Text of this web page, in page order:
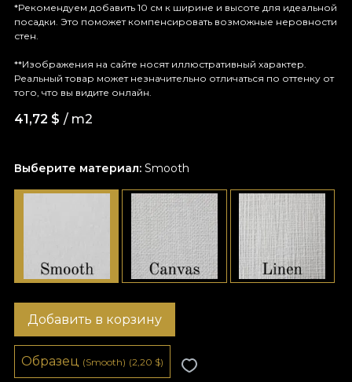
Выберите материал: Smooth
*Рекомендуем добавить 10 см к ширине и высоте для идеальной
посадки. Это поможет компенсировать возможные неровности
стен.
**Изображения на сайте носят иллюстративный характер.
Реальный товар может незначительно отличаться по оттенку от
того, что вы видите онлайн.
41,72 $ / m2
Добавить в корзину
Образец (Smooth) (2,20 $)